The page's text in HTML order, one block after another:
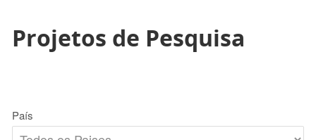
Projetos de Pesquisa
País